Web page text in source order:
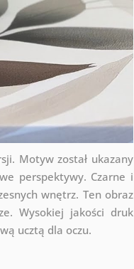
Motyw został ukazany
perspektywy. Czarne i
wnętrz. Ten obraz
Wysokiej jakości druk
ucztą dla oczu.